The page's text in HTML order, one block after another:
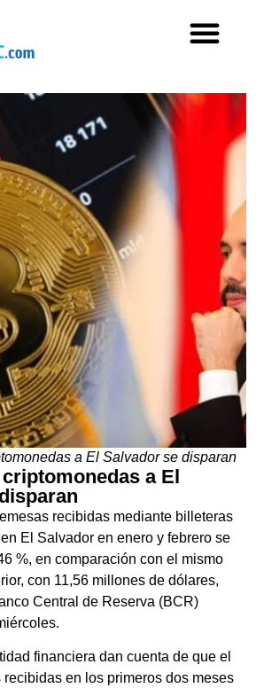
a El Salvador se disparan
a El
recibidas mediante billeteras
El Salvador en enero y febrero se
%, en comparación con el mismo
con 11,56 millones de dólares,
Central de Reserva (BCR)
financiera dan cuenta de que el
recibidas en los primeros dos meses